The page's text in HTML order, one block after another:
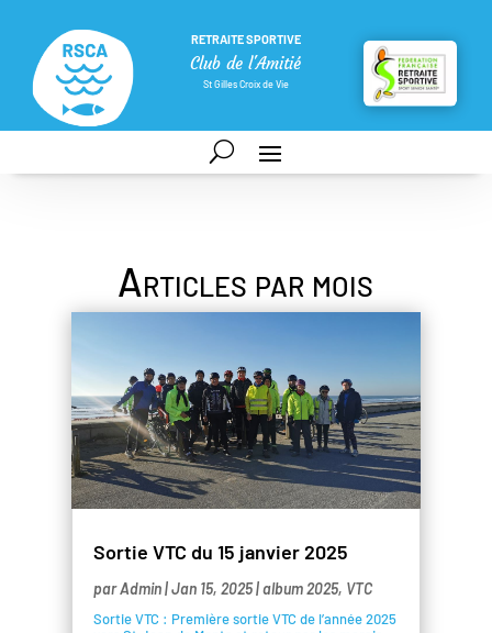
RETRAITE SPORTIVE
Club de l'Amitié
St Gilles Croix de Vie
Articles par mois
Sortie VTC du 15 janvier 2025
parAdmin|Jan 15, 2025|album 2025, VTC
Sortie VTC : Première sortie VTC de l’année 2025